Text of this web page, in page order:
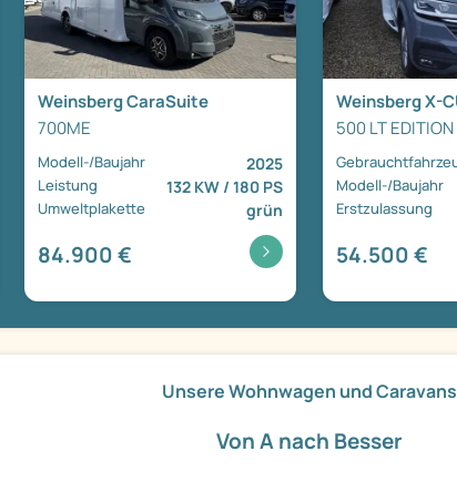
Weinsberg CaraSuite
700ME
Modell-/Baujahr 2025
Leistung 132 KW / 180 PS
Umweltplakette grün
84.900 €
Weinsberg X-
500 LT
Modell-/Baujahr
Erstzulassung
54.500 €
Unsere Wohnwagen und Caravans
Von A nach Besser